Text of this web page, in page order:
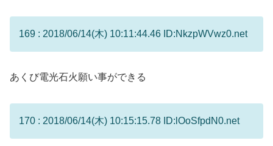
169 : 2018/06/14(木) 10:11:44.46 ID:NkzpWVwz0.net
あくび電光石火願い事ができる
170 : 2018/06/14(木) 10:15:15.78 ID:lOoSfpdN0.net